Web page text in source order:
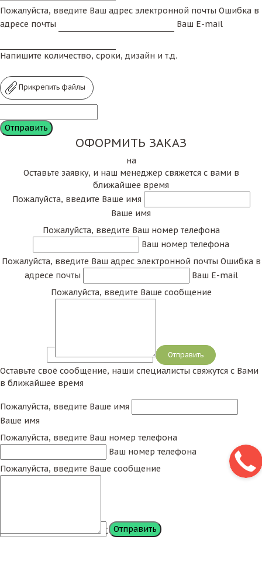
Пожалуйста, введите Ваш адрес электронной почты Ошибка в
адресе почты
Ваш E-mail
Напишите количество, сроки, дизайн и т.д.
Прикрепить файлы
ОФОРМИТЬ ЗАКАЗ
на
Оставьте заявку, и наш менеджер свяжется с вами в
ближайшее время
Пожалуйста, введите Ваше имя
Ваше имя
Пожалуйста, введите Ваш номер телефона
Ваш номер телефона
Пожалуйста, введите Ваш адрес электронной почты Ошибка в
адресе почты
Ваш E-mail
Пожалуйста, введите Ваше сообщение
Сообщение
Оставьте своё сообщение, наши специалисты свяжутся с Вами
в ближайшее время
Пожалуйста, введите Ваше имя
Ваше имя
Пожалуйста, введите Ваш номер телефона
Ваш номер телефона
Пожалуйста, введите Ваше сообщение
Сообщение